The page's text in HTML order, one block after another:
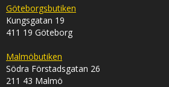
Göteborgsbutiken
Kungsgatan 19
411 19 Göteborg
Malmöbutiken
Södra Förstadsgatan 26
211 43 Malmö